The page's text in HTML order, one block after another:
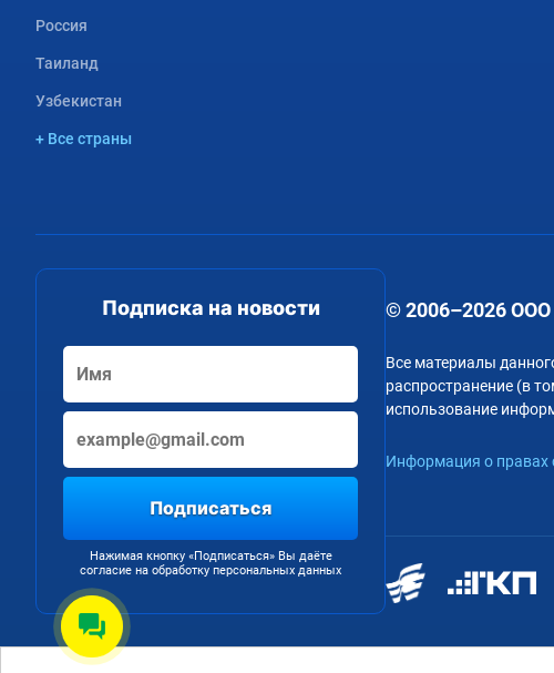
Россия
Таиланд
Узбекистан
+ Все страны
Подписка на новости
Подписаться
Нажимая кнопку «Подписаться» Вы даёте
согласие на обработку персональных данных
© 2006–2026 ООО
Все материалы
распространение (в
использование
Информация о правах